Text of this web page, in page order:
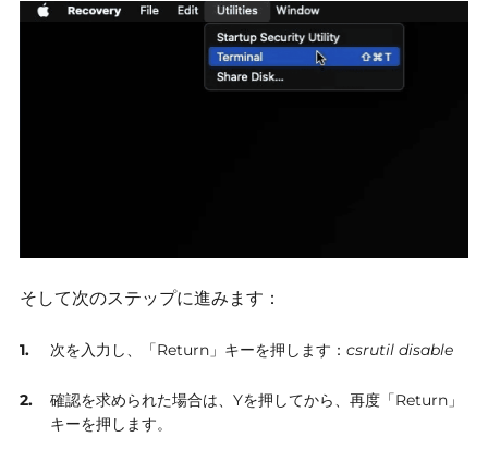
そして次のステップに進みます：
次を入力し、「Return」キーを押します： csrutil disable
確認を求められた場合は、Yを押してから、再度「Return」
キーを押します。